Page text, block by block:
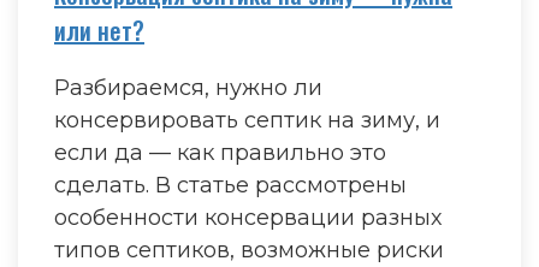
или нет?
Разбираемся, нужно ли
консервировать септик на зиму, и
если да — как правильно это
сделать. В статье рассмотрены
особенности консервации разных
типов септиков, возможные риски